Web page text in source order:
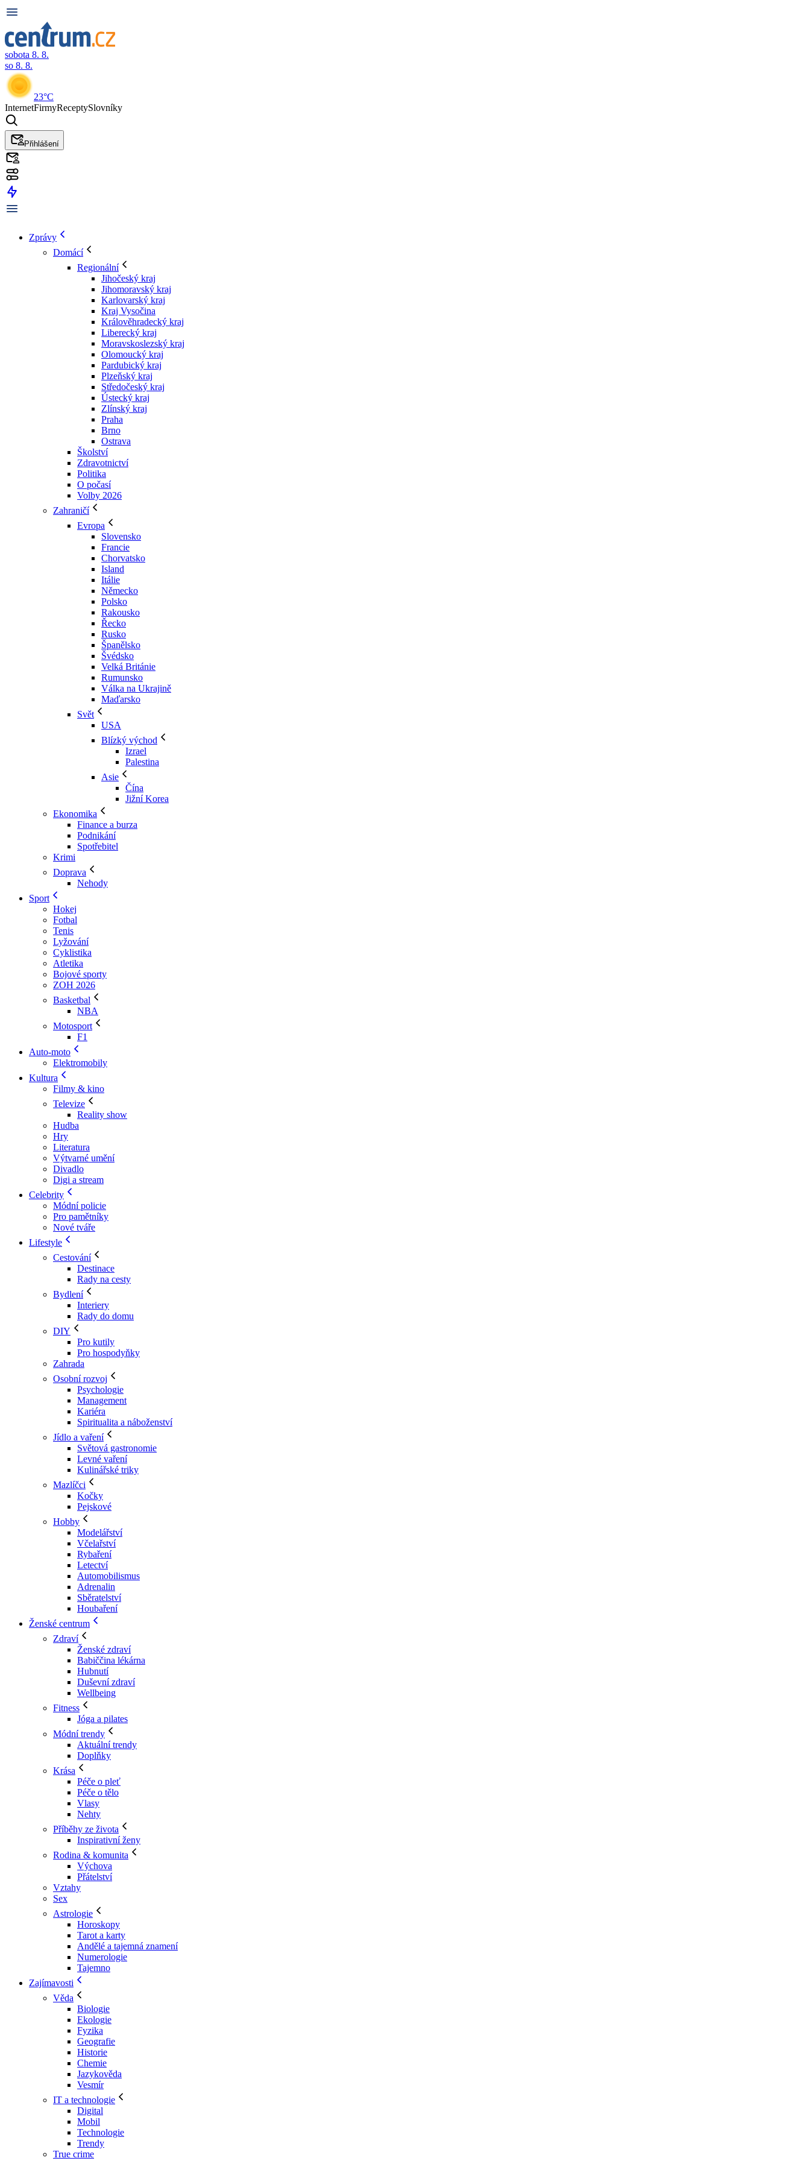
sobota 8. 8.
so 8. 8.
23°C
InternetFirmyReceptySlovníky
Přihlášení
Zprávy
Domácí
Regionální
Jihočeský kraj
Jihomoravský kraj
Karlovarský kraj
Kraj Vysočina
Králověhradecký kraj
Liberecký kraj
Moravskoslezský kraj
Olomoucký kraj
Pardubický kraj
Plzeňský kraj
Středočeský kraj
Ústecký kraj
Zlínský kraj
Praha
Brno
Ostrava
Školství
Zdravotnictví
Politika
O počasí
Volby 2026
Zahraničí
Evropa
Slovensko
Francie
Chorvatsko
Island
Itálie
Německo
Polsko
Rakousko
Řecko
Rusko
Španělsko
Švédsko
Velká Británie
Rumunsko
Válka na Ukrajině
Maďarsko
Svět
USA
Blízký východ
Izrael
Palestina
Asie
Čína
Jižní Korea
Ekonomika
Finance a burza
Podnikání
Spotřebitel
Krimi
Doprava
Nehody
Sport
Hokej
Fotbal
Tenis
Lyžování
Cyklistika
Atletika
Bojové sporty
ZOH 2026
Basketbal
NBA
Motosport
F1
Auto-moto
Elektromobily
Kultura
Filmy & kino
Televize
Reality show
Hudba
Hry
Literatura
Výtvarné umění
Divadlo
Digi a stream
Celebrity
Módní policie
Pro pamětníky
Nové tváře
Lifestyle
Cestování
Destinace
Rady na cesty
Bydlení
Interiery
Rady do domu
DIY
Pro kutily
Pro hospodyňky
Zahrada
Osobní rozvoj
Psychologie
Management
Kariéra
Spiritualita a náboženství
Jídlo a vaření
Světová gastronomie
Levné vaření
Kulinářské triky
Mazlíčci
Kočky
Pejskové
Hobby
Modelářství
Včelařství
Rybaření
Letectví
Automobilismus
Adrenalin
Sběratelství
Houbaření
Ženské centrum
Zdraví
Ženské zdraví
Babiččina lékárna
Hubnutí
Duševní zdraví
Wellbeing
Fitness
Jóga a pilates
Módní trendy
Aktuální trendy
Doplňky
Krása
Péče o pleť
Péče o tělo
Vlasy
Nehty
Příběhy ze života
Inspirativní ženy
Rodina & komunita
Výchova
Přátelství
Vztahy
Sex
Astrologie
Horoskopy
Tarot a karty
Andělé a tajemná znamení
Numerologie
Tajemno
Zajímavosti
Věda
Biologie
Ekologie
Fyzika
Geografie
Historie
Chemie
Jazykověda
Vesmír
IT a technologie
Digital
Mobil
Technologie
Trendy
True crime